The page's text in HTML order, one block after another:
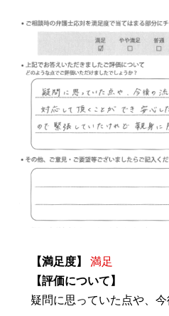
【満足度】
満足
【評価について】
疑問に思っていた点や、